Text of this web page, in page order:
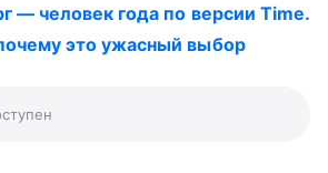
— человек года по версии Time.
это ужасный выбор